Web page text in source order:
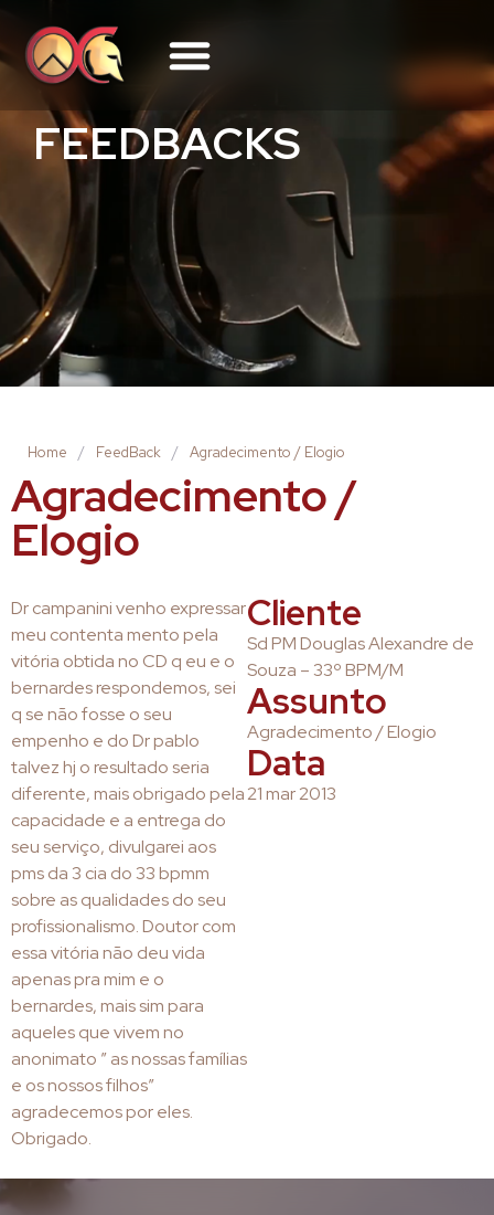
FEEDBACKS
Home / FeedBack / Agradecimento / Elogio
Agradecimento /
Elogio
Dr campanini venho expressar
meu contenta mento pela
vitória obtida no CD q eu e o
bernardes respondemos, sei
q se não fosse o seu
empenho e do Dr pablo
talvez hj o resultado seria
diferente, mais obrigado pela
capacidade e a entrega do
seu serviço, divulgarei aos
pms da 3 cia do 33 bpmm
sobre as qualidades do seu
profissionalismo. Doutor com
essa vitória não deu vida
apenas pra mim e o
bernardes, mais sim para
aqueles que vivem no
anonimato ” as nossas famílias
e os nossos filhos”
agradecemos por eles.
Obrigado.
Cliente
Sd PM Douglas Alexandre de
Souza – 33º BPM/M
Assunto
Agradecimento / Elogio
Data
21 mar 2013